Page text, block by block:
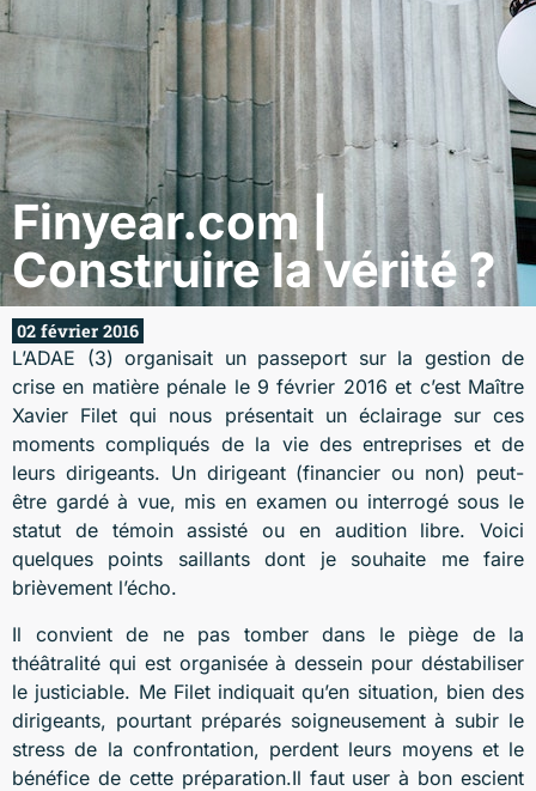
Finyear.com |
Construire la vérité ?
02 février 2016
L’ADAE (3) organisait un passeport sur la gestion de
crise en matière pénale le 9 février 2016 et c’est Maître
Xavier Filet qui nous présentait un éclairage sur ces
moments compliqués de la vie des entreprises et de
leurs dirigeants. Un dirigeant (financier ou non) peut-
être gardé à vue, mis en examen ou interrogé sous le
statut de témoin assisté ou en audition libre. Voici
quelques points saillants dont je souhaite me faire
brièvement l’écho.
Il convient de ne pas tomber dans le piège de la
théâtralité qui est organisée à dessein pour déstabiliser
le justiciable. Me Filet indiquait qu’en situation, bien des
dirigeants, pourtant préparés soigneusement à subir le
stress de la confrontation, perdent leurs moyens et le
bénéfice de cette préparation.Il faut user à bon escient